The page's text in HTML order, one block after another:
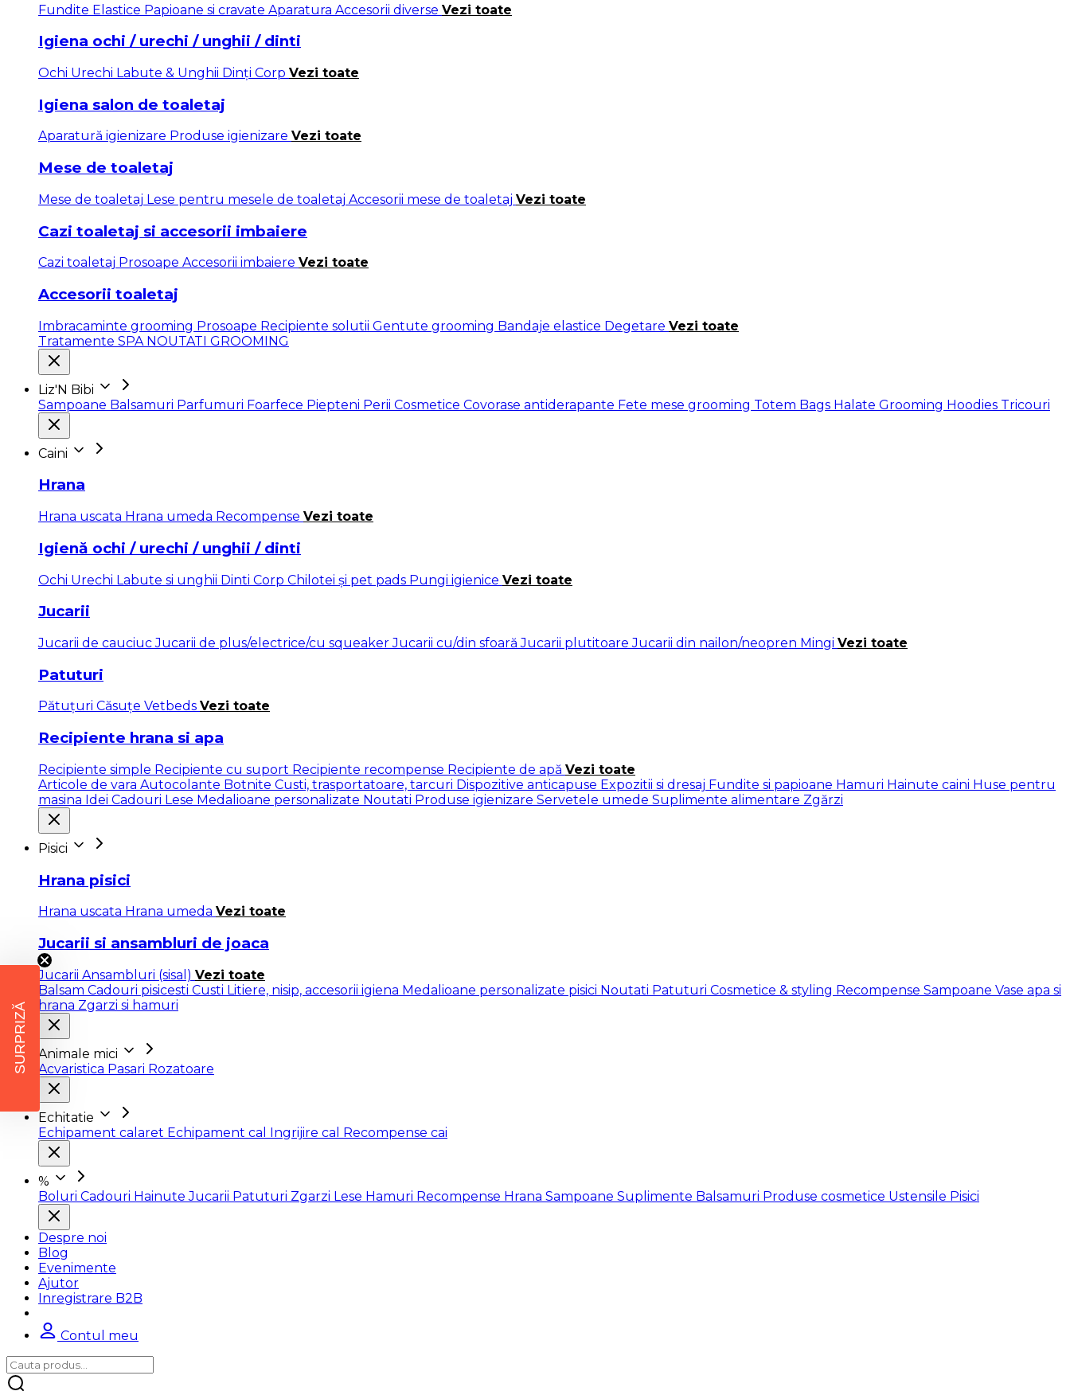
Fundite Elastice Papioane si cravate Aparatura Accesorii diverse Vezi toate
Igiena ochi / urechi / unghii / dinti
Ochi Urechi Labute & Unghii Dinți Corp Vezi toate
Igiena salon de toaletaj
Aparatură igienizare Produse igienizare Vezi toate
Mese de toaletaj
Mese de toaletaj Lese pentru mesele de toaletaj Accesorii mese de toaletaj Vezi toate
Cazi toaletaj si accesorii imbaiere
Cazi toaletaj Prosoape Accesorii imbaiere Vezi toate
Accesorii toaletaj
Imbracaminte grooming Prosoape Recipiente solutii Gentute grooming Bandaje elastice Degetare Vezi toate
Tratamente SPA NOUTATI GROOMING
Liz'N Bibi
Sampoane Balsamuri Parfumuri Foarfece Piepteni Perii Cosmetice Covorase antiderapante Fete mese grooming Totem Bags Halate Grooming Hoodies Tricouri
Caini
Hrana
Hrana uscata Hrana umeda Recompense Vezi toate
Igienă ochi / urechi / unghii / dinti
Ochi Urechi Labute si unghii Dinti Corp Chilotei și pet pads Pungi igienice Vezi toate
Jucarii
Jucarii de cauciucJucarii de plus/electrice/cu squeakerJucarii cu/din sfoarăJucarii plutitoareJucarii din nailon/neopren Mingi Vezi toate
Patuturi
Pătuţuri Căsuțe Vetbeds Vezi toate
Recipiente hrana si apa
Recipiente simple Recipiente cu suport Recipiente recompense Recipiente de apă Vezi toate
Articole de vara Autocolante Botnite Custi, trasportatoare, tarcuri Dispozitive anticapuse Expozitii si dresaj Fundite si papioane Hamuri Hainute caini Huse pentru
masina Idei Cadouri Lese Medalioane personalizate Noutati Produse igienizare Servetele umede Suplimente alimentare Zgărzi
Pisici
Hrana pisici
Hrana uscata Hrana umeda Vezi toate
Jucarii si ansambluri de joaca
Jucarii Ansambluri (sisal) Vezi toate
Balsam Cadouri pisicesti Custi Litiere, nisip, accesorii igiena Medalioane personalizate pisici Noutati Patuturi Cosmetice & styling Recompense Sampoane Vase apa si
hrana Zgarzi si hamuri
Animale mici
Acvaristica Pasari Rozatoare
Echitatie
Echipament calaret Echipament cal Ingrijire cal Recompense cai
%
Boluri Cadouri HainuteJucarii Patuturi Zgarzi Lese Hamuri Recompense Hrana Sampoane Suplimente Balsamuri Produse cosmetice Ustensile Pisici
Despre noi
Blog
Evenimente
Ajutor
Inregistrare B2B
Contul meu
SURPRIZĂ